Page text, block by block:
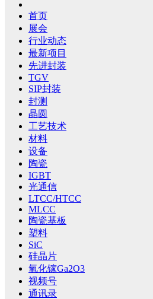
首页
展会
行业动态
最新项目
先进封装
TGV
SIP封装
封测
晶圆
工艺技术
材料
设备
陶瓷
IGBT
光通信
LTCC/HTCC
MLCC
陶瓷基板
塑料
SiC
硅晶片
氧化镓Ga2O3
视频号
通讯录